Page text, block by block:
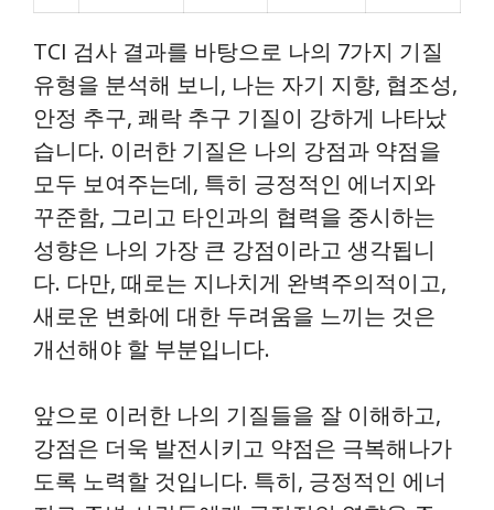
TCI 검사 결과를 바탕으로 나의 7가지 기질
유형을 분석해 보니, 나는 자기 지향, 협조성,
안정 추구, 쾌락 추구 기질이 강하게 나타났
습니다. 이러한 기질은 나의 강점과 약점을
모두 보여주는데, 특히 긍정적인 에너지와
꾸준함, 그리고 타인과의 협력을 중시하는
성향은 나의 가장 큰 강점이라고 생각됩니
다. 다만, 때로는 지나치게 완벽주의적이고,
새로운 변화에 대한 두려움을 느끼는 것은
개선해야 할 부분입니다.
앞으로 이러한 나의 기질들을 잘 이해하고,
강점은 더욱 발전시키고 약점은 극복해나가
도록 노력할 것입니다. 특히, 긍정적인 에너